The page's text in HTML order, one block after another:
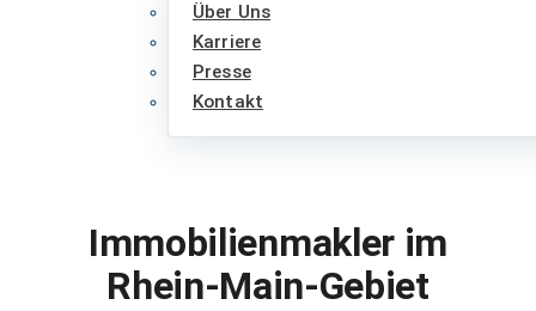
Über Uns
Karriere
Presse
Kontakt
Immobilienmakler im
Rhein-Main-Gebiet